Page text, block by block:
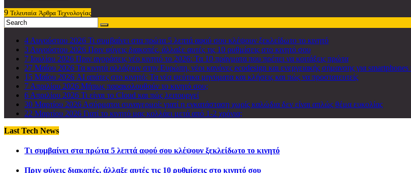
9 Τελευταία Άρθρα Τεχνολογίας
4 Αυγούστου 2026 Τι συμβαίνει στα πρώτα 5 λεπτά αφού σου κλέψουν ξεκλείδωτο το κινητό
3 Αυγούστου 2026 Πριν φύγεις διακοπές, άλλαξε αυτές τις 10 ρυθμίσεις στο κινητό σου
7 Ιουλίου 2026 Πριν αγοράσεις νέο κινητό το 2026: Τα 10 πράγματα που πρέπει να κοιτάξεις πρώτα
27 Μαΐου 2026 Τα κινητά αλλάζουν στην Ευρώπη, νέοι κανόνες ecodesign και ενεργειακής σήμανσης για smartphones
15 Μαΐου 2026 AI απάτες στο κινητό: Τα νέα ψεύτικα μηνύματα και κλήσεις και πώς να προστατευτείς
7 Απριλίου 2026 Μήπως παρακολουθούν το κινητό σου;
6 Απριλίου 2026 Τι είναι το Cloud και πώς λειτουργεί
30 Μαρτίου 2026 Ασύρματοι συναγερμοί: γιατί η εγκατάσταση χωρίς καλώδια δεν είναι απλώς θέμα ευκολίας
22 Μαρτίου 2026 Γιατί το κινητό μας κολλάει μετά από 1-2 χρόνια;
Last Tech News
Τι συμβαίνει στα πρώτα 5 λεπτά αφού σου κλέψουν ξεκλείδωτο το κινητό
Πριν φύγεις διακοπές, άλλαξε αυτές τις 10 ρυθμίσεις στο κινητό σου